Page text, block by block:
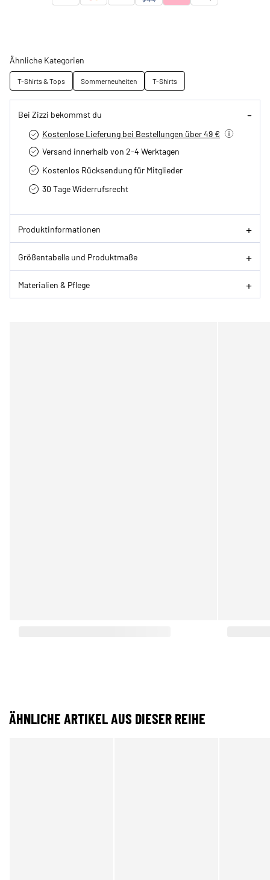
Ähnliche Kategorien
T-Shirts & Tops Sommerneuheiten T-Shirts
Bei Zizzi bekommst du
Kostenlose Lieferung bei Bestellungen über 49 €
Versand innerhalb von 2-4 Werktagen
Kostenlos Rücksendung für Mitglieder
30 Tage Widerrufsrecht
Produktinformationen
Größentabelle und Produktmaße
Materialien & Pflege
ÄHNLICHE ARTIKEL AUS DIESER REIHE